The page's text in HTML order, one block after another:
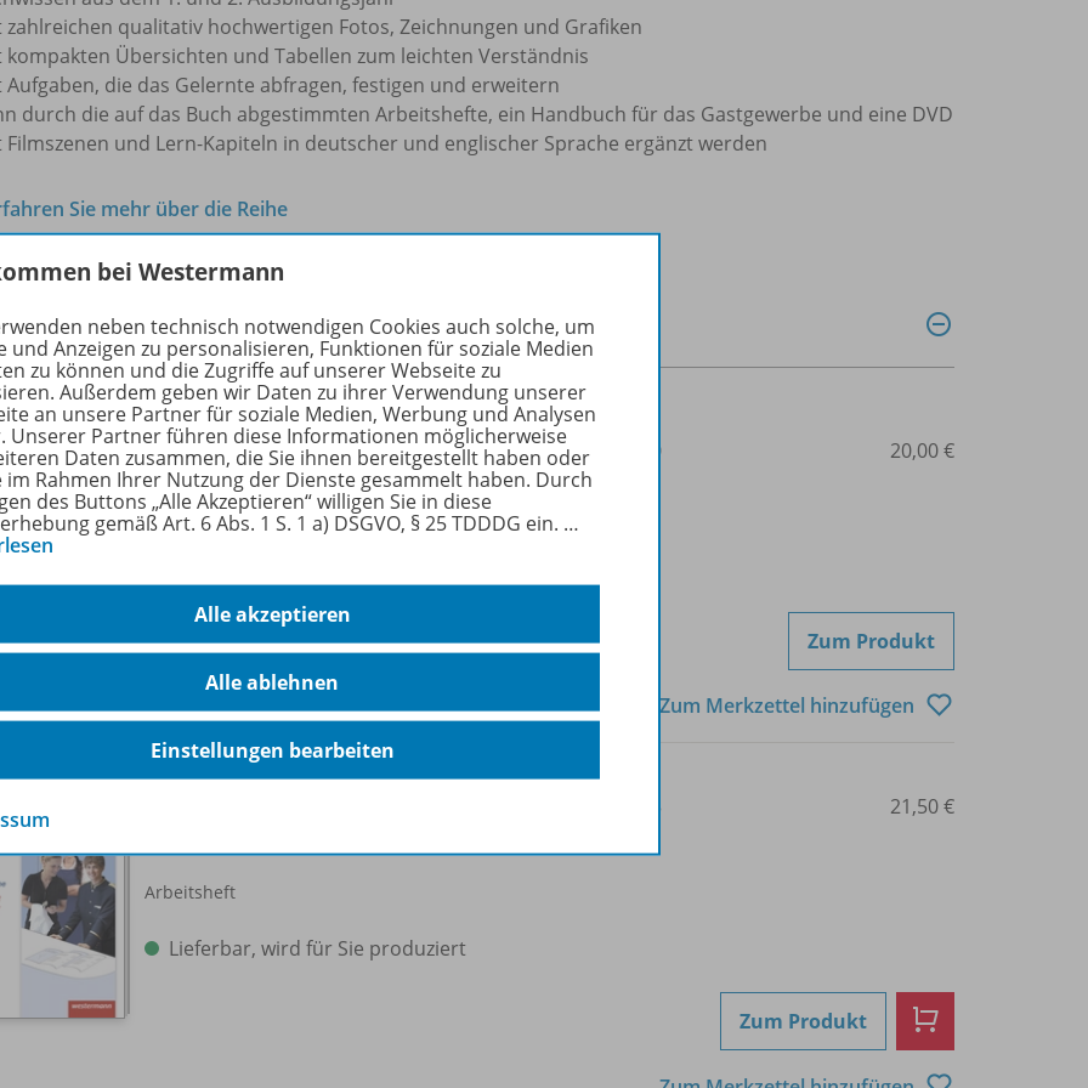
zahlreichen qualitativ hochwertigen Fotos, Zeichnungen und Grafiken
kompakten Übersichten und Tabellen zum leichten Verständnis
Aufgaben, die das Gelernte abfragen, festigen und erweitern
durch die auf das Buch abgestimmten Arbeitshefte, ein Handbuch für das Gastgewerbe und eine DVD
Filmszenen und Lern-Kapiteln in deutscher und englischer Sprache ergänzt werden
Sie mehr über die Reihe
Produkte
Der Gast & ich
3. Ausbildungsjahr Koch/Köchin
Lösungen
Nur für ausgewählte Kundengruppen
bestellbar
978-3-14-235558-0 20,00 €
Zum Produkt
Zum Merkzettel hinzufügen
Der Gast & ich
Arbeitsheft
Lieferbar, wird für Sie produziert
21,50 €
Zum Produkt
bei Westermann
neben technisch notwendigen Cookies auch solche, um
und Anzeigen zu personalisieren, Funktionen für soziale Medien
zu können und die Zugriffe auf unserer Webseite zu
Außerdem geben wir Daten zu ihrer Verwendung unserer
an unsere Partner für soziale Medien, Werbung und Analysen
Unserer Partner führen diese Informationen möglicherweise
Daten zusammen, die Sie ihnen bereitgestellt haben oder
im Rahmen Ihrer Nutzung der Dienste gesammelt haben. Durch
des Buttons „Alle Akzeptieren“ willigen Sie in diese
gemäß Art. 6 Abs. 1 S. 1 a) DSGVO, § 25 TDDDG ein. …
Alle akzeptieren
Alle ablehnen
Einstellungen bearbeiten